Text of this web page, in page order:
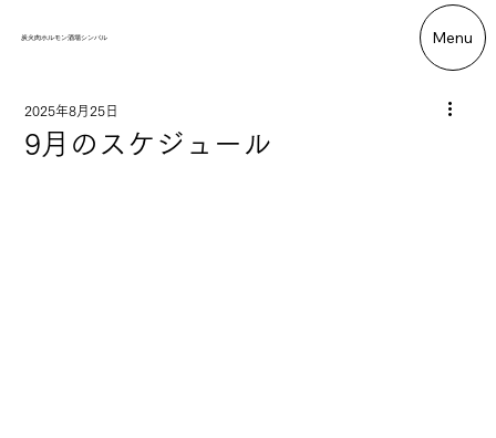
炭火肉ホルモン酒場シンバル Menu
9月のスケジュール
2025年8月25日